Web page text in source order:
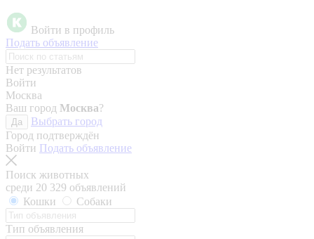
Войти в профиль
Подать объявление
Нет результатов
Войти
Москва
Ваш город Москва?
Да
Выбрать город
Город подтверждён
Войти Подать объявление
Поиск животных
среди 20 329 объявлений
Кошки
Собаки
Тип объявления